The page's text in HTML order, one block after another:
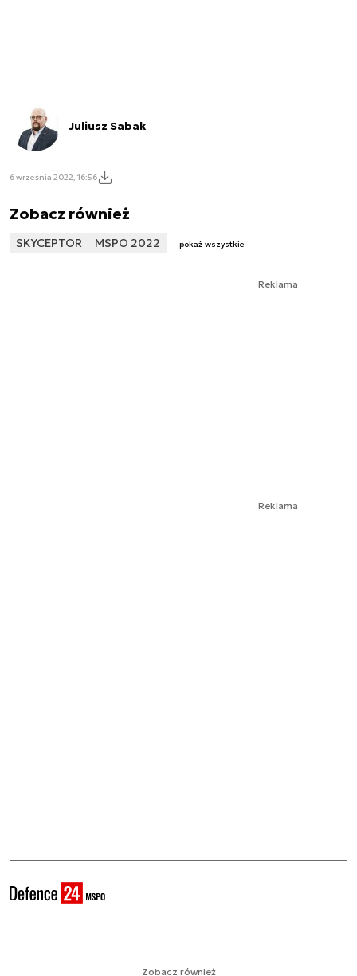
Juliusz Sabak
6 września 2022, 16:56
Zobacz również
SKYCEPTOR MSPO 2022 pokaż wszystkie
Reklama
Reklama
Zobacz również